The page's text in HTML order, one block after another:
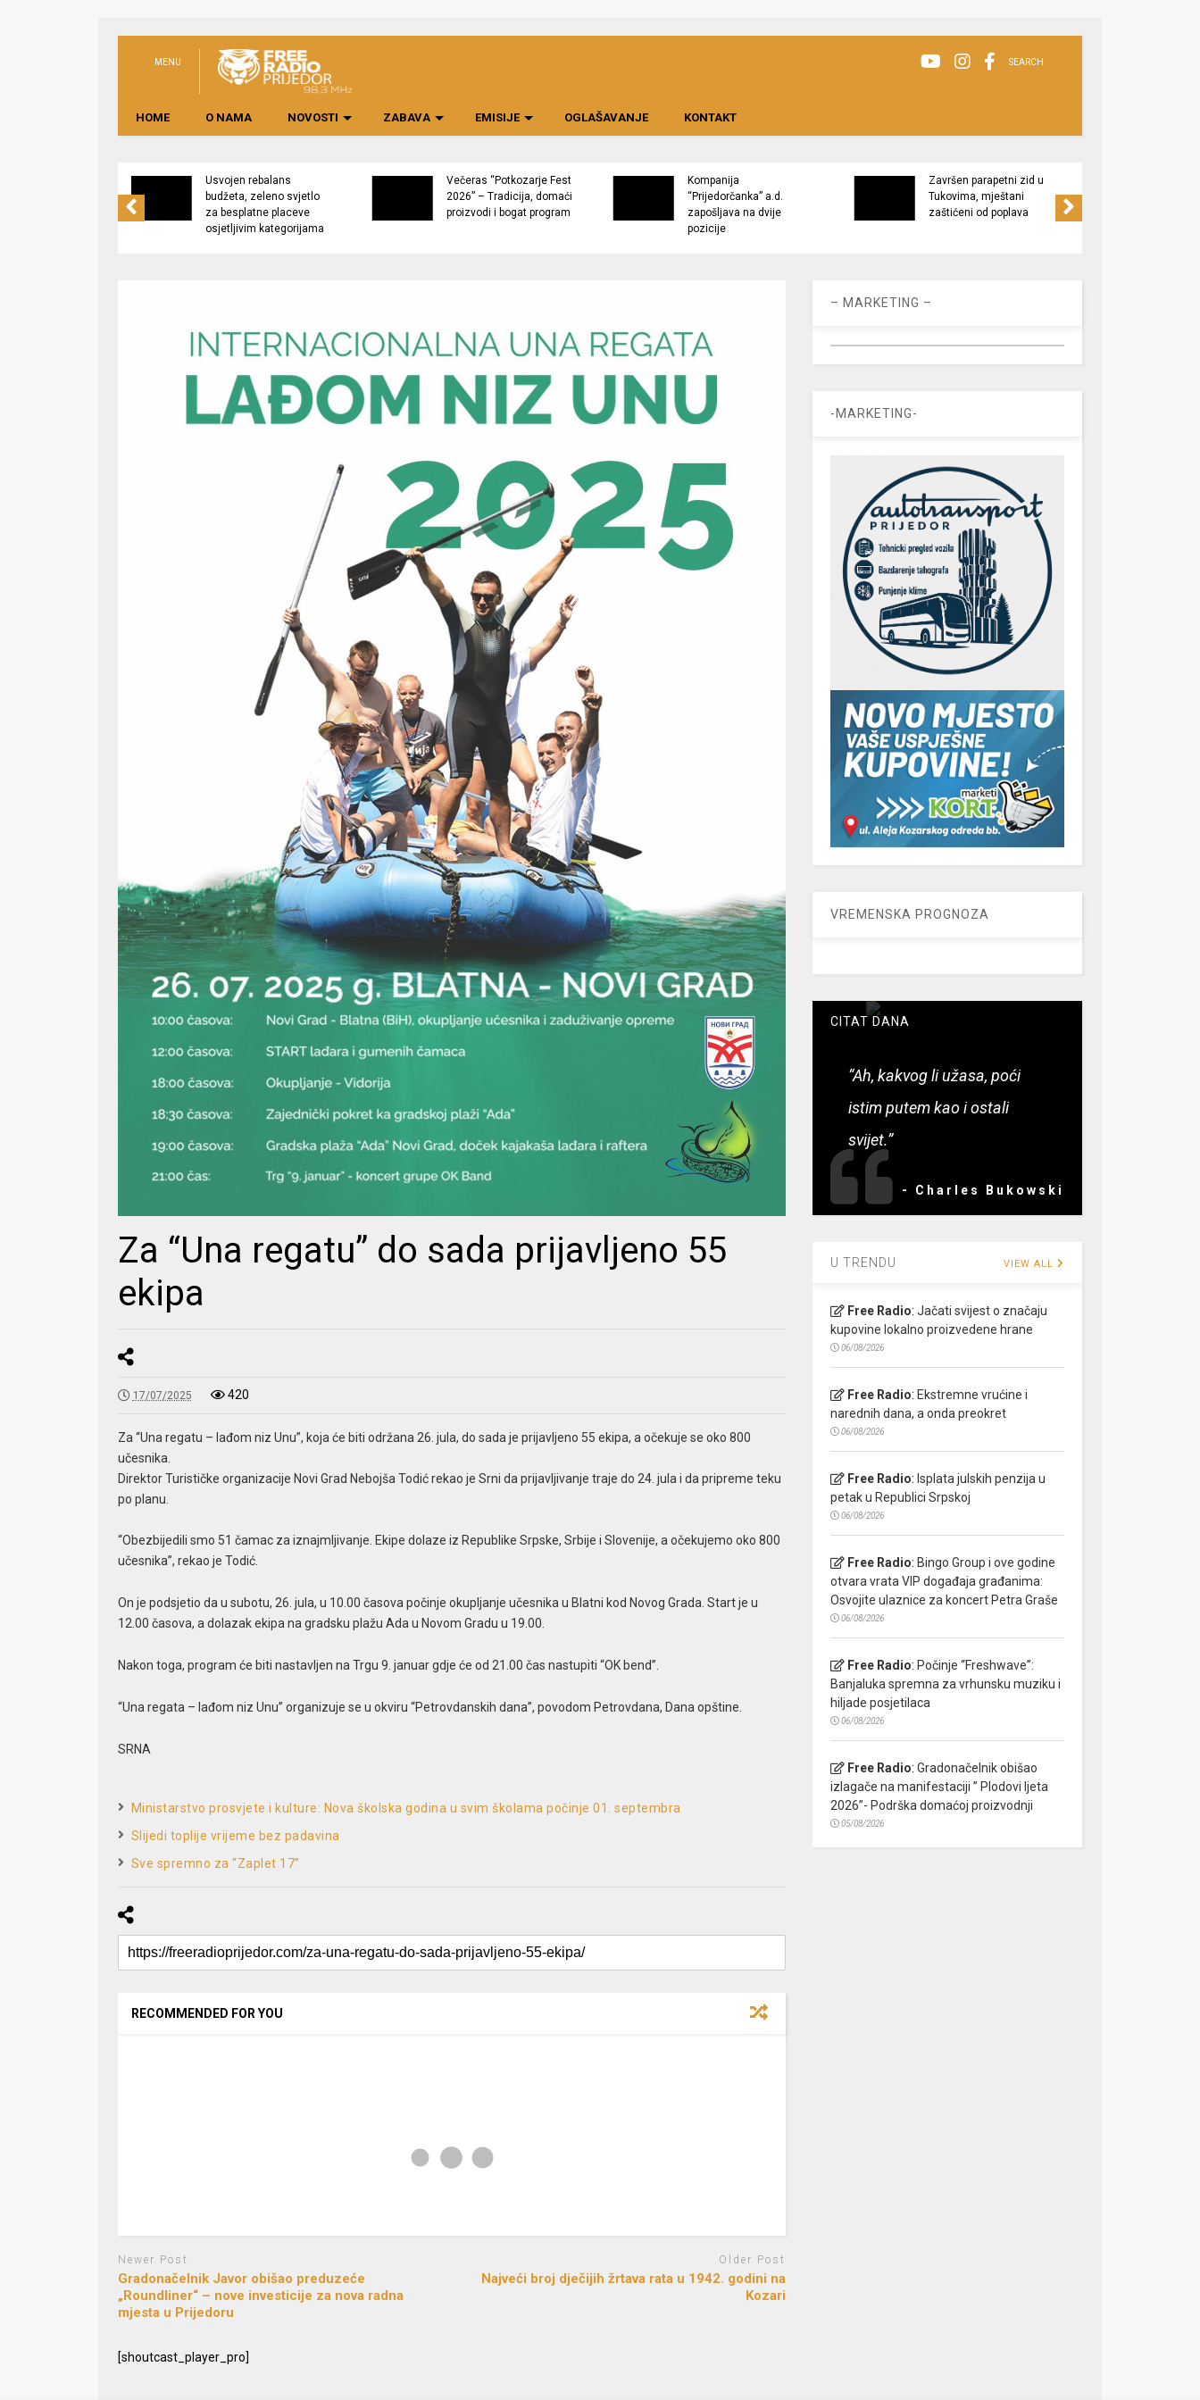
MENU SEARCH
HOME O NAMA NOVOSTI ZABAVA EMISIJE OGLAŠAVANJE KONTAKT
Usvojen rebalans
budžeta, zeleno svjetlo
za besplatne placeve
osjetljivim kategorijama
Večeras “Potkozarje Fest
2026” – Tradicija, domaći
proizvodi i bogat program
Kompanija
“Prijedorčanka” a.d.
zapošljava na dvije
pozicije
Završen parapetni zid u
Tukovima, mještani
zaštićeni od poplava
Za “Una regatu” do sada prijavljeno 55
ekipa
17/07/2025 420
Za “Una regatu – lađom niz Unu”, koja će biti održana 26. jula, do sada je prijavljeno 55 ekipa, a očekuje se oko 800
učesnika.
Direktor Turističke organizacije Novi Grad Nebojša Todić rekao je Srni da prijavljivanje traje do 24. jula i da pripreme teku
po planu.
“Obezbijedili smo 51 čamac za iznajmljivanje. Ekipe dolaze iz Republike Srpske, Srbije i Slovenije, a očekujemo oko 800
učesnika”, rekao je Todić.
On je podsjetio da u subotu, 26. jula, u 10.00 časova počinje okupljanje učesnika u Blatni kod Novog Grada. Start je u
12.00 časova, a dolazak ekipa na gradsku plažu Ada u Novom Gradu u 19.00.
Nakon toga, program će biti nastavljen na Trgu 9. januar gdje će od 21.00 čas nastupiti “OK bend”.
“Una regata – lađom niz Unu” organizuje se u okviru “Petrovdanskih dana”, povodom Petrovdana, Dana opštine.
SRNA
Ministarstvo prosvjete i kulture: Nova školska godina u svim školama počinje 01. septembra
Slijedi toplije vrijeme bez padavina
Sve spremno za “Zaplet 17”
RECOMMENDED FOR YOU
Newer Post
Gradonačelnik Javor obišao preduzeće
„Roundliner“ – nove investicije za nova radna
mjesta u Prijedoru
Older Post
Najveći broj dječijih žrtava rata u 1942. godini na
Kozari
– MARKETING –
-MARKETING-
VREMENSKA PROGNOZA
CITAT DANA
“Ah, kakvog li užasa, poći
istim putem kao i ostali
svijet.”
- Charles Bukowski
U TRENDU VIEW ALL
Free Radio: Jačati svijest o značaju
kupovine lokalno proizvedene hrane
06/08/2026
Free Radio: Ekstremne vrućine i
narednih dana, a onda preokret
06/08/2026
Free Radio: Isplata julskih penzija u
petak u Republici Srpskoj
06/08/2026
Free Radio: Bingo Group i ove godine
otvara vrata VIP događaja građanima:
Osvojite ulaznice za koncert Petra Graše
06/08/2026
Free Radio: Počinje “Freshwave”:
Banjaluka spremna za vrhunsku muziku i
hiljade posjetilaca
06/08/2026
Free Radio: Gradonačelnik obišao
izlagače na manifestaciji ” Plodovi ljeta
2026”- Podrška domaćoj proizvodnji
05/08/2026
[shoutcast_player_pro]